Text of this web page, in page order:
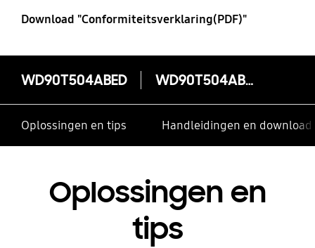
Download "Conformiteitsverklaring(PDF)"
WD90T504ABED WD90T504ABED
Oplossingen en tips Handleidingen en
Oplossingen en
tips